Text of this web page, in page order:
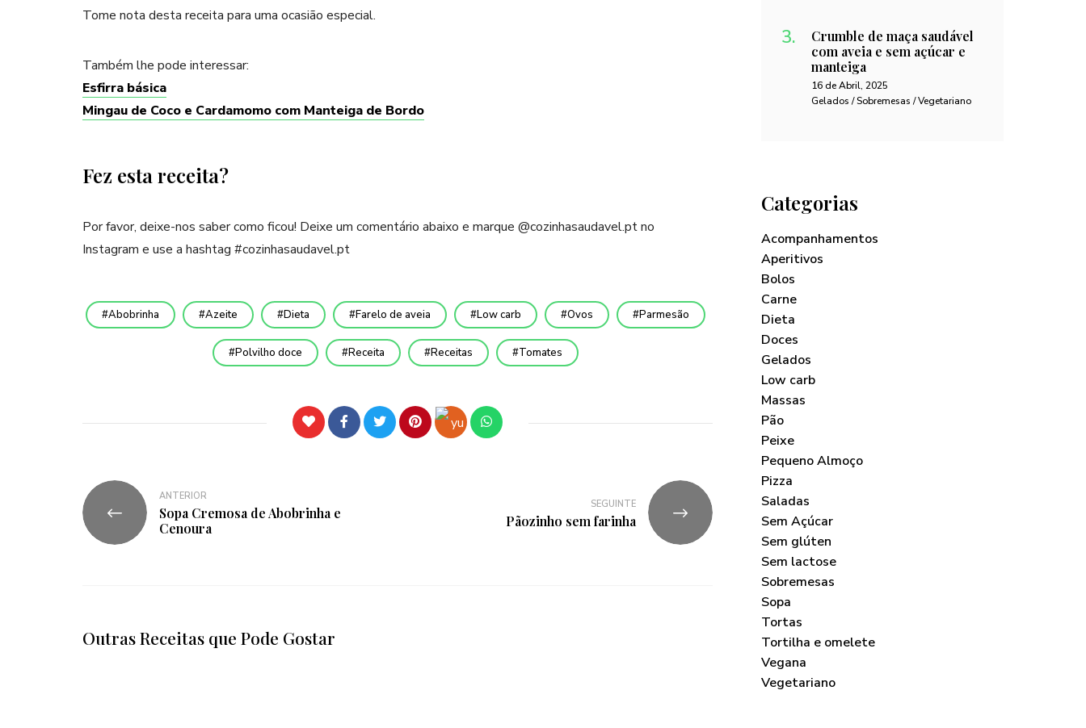
Tome nota desta receita para uma ocasião especial.
Também lhe pode interessar:
Esfirra básica
Mingau de Coco e Cardamomo com Manteiga de Bordo
Fez esta receita?
Por favor, deixe-nos saber como ficou! Deixe um comentário abaixo e marque @cozinhasaudavel.pt no
Instagram e use a hashtag #cozinhasaudavel.pt
Abobrinha Azeite Dieta Farelo de aveia Low carb Ovos Parmesão
Polvilho doce Receita Receitas Tomates
ANTERIOR
Sopa Cremosa de Abobrinha e
Cenoura
SEGUINTE
Pãozinho sem farinha
Outras Receitas que Pode Gostar
Crumble de maça saudável
com aveia e sem açúcar e
manteiga
16 de Abril, 2025
Gelados / Sobremesas / Vegetariano
Categorias
Acompanhamentos
Aperitivos
Bolos
Carne
Dieta
Doces
Gelados
Low carb
Massas
Pão
Peixe
Pequeno Almoço
Pizza
Saladas
Sem Açúcar
Sem glúten
Sem lactose
Sobremesas
Sopa
Tortas
Tortilha e omelete
Vegana
Vegetariano